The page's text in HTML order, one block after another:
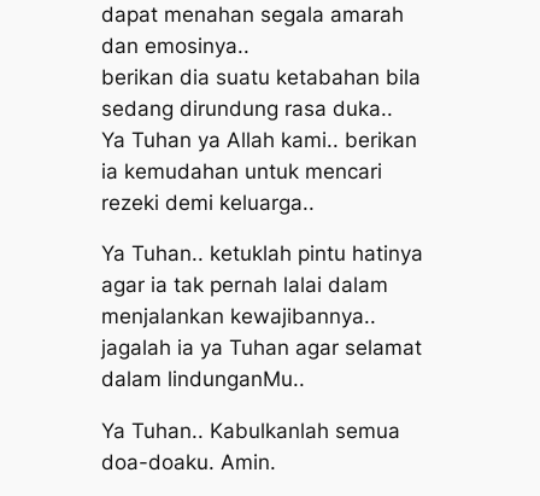
dapat menahan segala amarah
dan emosinya..
berikan dia suatu ketabahan bila
sedang dirundung rasa duka..
Ya Tuhan ya Allah kami.. berikan
ia kemudahan untuk mencari
rezeki demi keluarga..
Ya Tuhan.. ketuklah pintu hatinya
agar ia tak pernah lalai dalam
menjalankan kewajibannya..
jagalah ia ya Tuhan agar selamat
dalam lindunganMu..
Ya Tuhan.. Kabulkanlah semua
doa-doaku. Amin.